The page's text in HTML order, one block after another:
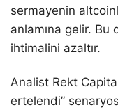
sermayenin
anlamına gelir. Bu
ihtimalini azaltır.
Analist Rekt
ertelendi”